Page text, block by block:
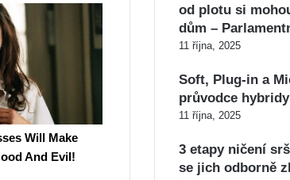
od plotu si
dům –
11 října, 2025
Soft, Plug-in a
průvodce
11 října, 2025
3 etapy ničení
se jich odborně